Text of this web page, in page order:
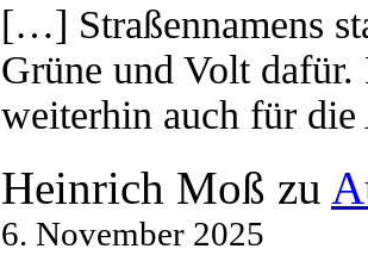
[…] Straßennamens
Grüne und Volt
weiterhin auch für
Heinrich Moß zu
6. November 2025